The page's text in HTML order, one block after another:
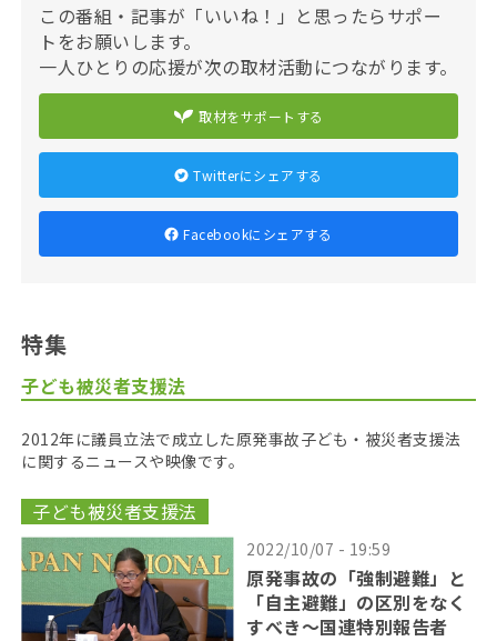
この番組・記事が「いいね！」と思ったらサポー
トをお願いします。
一人ひとりの応援が次の取材活動につながります。
取材をサポートする
Twitterにシェアする
Facebookにシェアする
特集
子ども被災者支援法
2012年に議員立法で成立した原発事故子ども・被災者支援法
に関するニュースや映像です。
子ども被災者支援法
2022/10/07 - 19:59
原発事故の「強制避難」と
「自主避難」の区別をなく
すべき〜国連特別報告者